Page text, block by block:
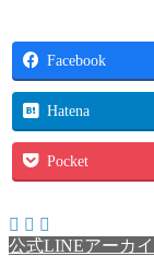
Facebook
Hatena
Pocket
公式LINEアーカイ